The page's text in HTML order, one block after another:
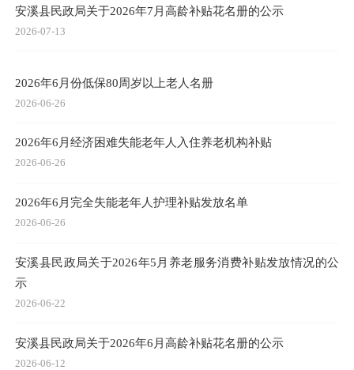
安溪县民政局关于2026年7月高龄补贴花名册的公示
2026-07-13
2026年6月份低保80周岁以上老人名册
2026-06-26
2026年6月经济困难失能老年人入住养老机构补贴
2026-06-26
2026年6月完全失能老年人护理补贴发放名单
2026-06-26
安溪县民政局关于2026年5月养老服务消费补贴发放情况的公
示
2026-06-22
安溪县民政局关于2026年6月高龄补贴花名册的公示
2026-06-12